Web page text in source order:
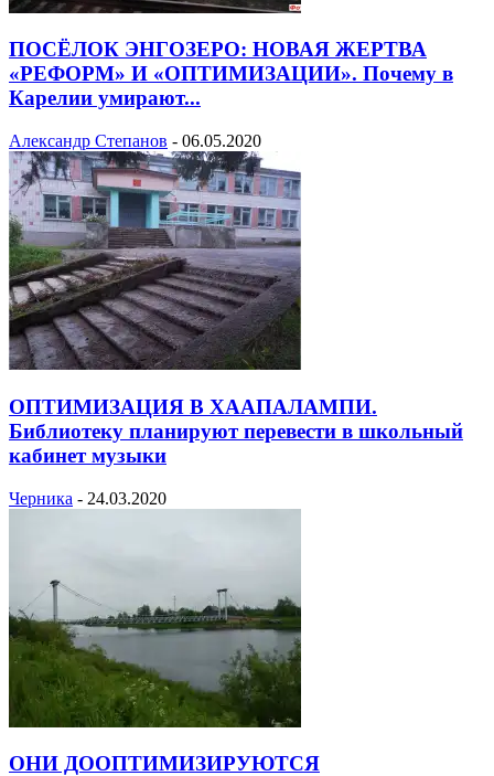
ПОСЁЛОК ЭНГОЗЕРО: НОВАЯ ЖЕРТВА
«РЕФОРМ» И «ОПТИМИЗАЦИИ». Почему в
Карелии умирают...
Александр Степанов - 06.05.2020
ОПТИМИЗАЦИЯ В ХААПАЛАМПИ.
Библиотеку планируют перевести в школьный
кабинет музыки
Черника - 24.03.2020
ОНИ ДООПТИМИЗИРУЮТСЯ